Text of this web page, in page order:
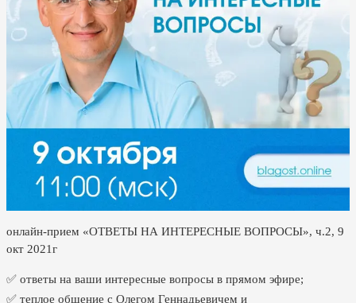
онлайн-прием «ОТВЕТЫ НА ИНТЕРЕСНЫЕ ВОПРОСЫ», ч.2, 9
окт 2021г
✅ ответы на ваши интересные вопросы в прямом эфире;
✅ теплое общение с Олегом Геннадьевичем и